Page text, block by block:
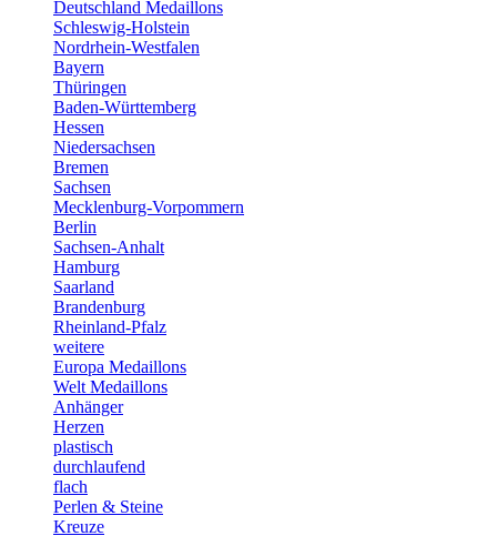
Deutschland Medaillons
Schleswig-Holstein
Nordrhein-Westfalen
Bayern
Thüringen
Baden-Württemberg
Hessen
Niedersachsen
Bremen
Sachsen
Mecklenburg-Vorpommern
Berlin
Sachsen-Anhalt
Hamburg
Saarland
Brandenburg
Rheinland-Pfalz
weitere
Europa Medaillons
Welt Medaillons
Anhänger
Herzen
plastisch
durchlaufend
flach
Perlen & Steine
Kreuze